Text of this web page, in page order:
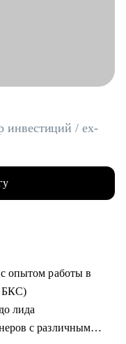
инвестиций / ex-
опытом работы в
БКС)
лида
с различным